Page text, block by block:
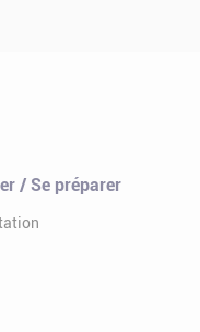
/ Se préparer